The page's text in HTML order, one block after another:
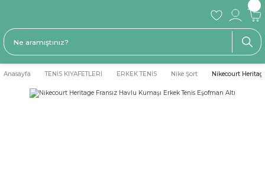
Anasayfa TENİS KIYAFETLERİ ERKEK TENİS Nike Şort Nikecourt